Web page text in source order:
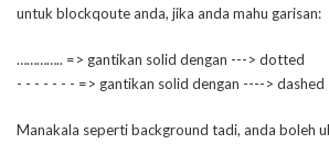
untuk blockqoute anda, jika anda mahu garisan:
………….. => gantikan solid dengan ---> dotted
- - - - - - - => gantikan solid dengan ----> dashed
Manakala seperti background tadi, anda boleh